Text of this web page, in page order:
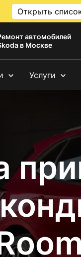
Открыть
автомобилей
в Москве
Услуги